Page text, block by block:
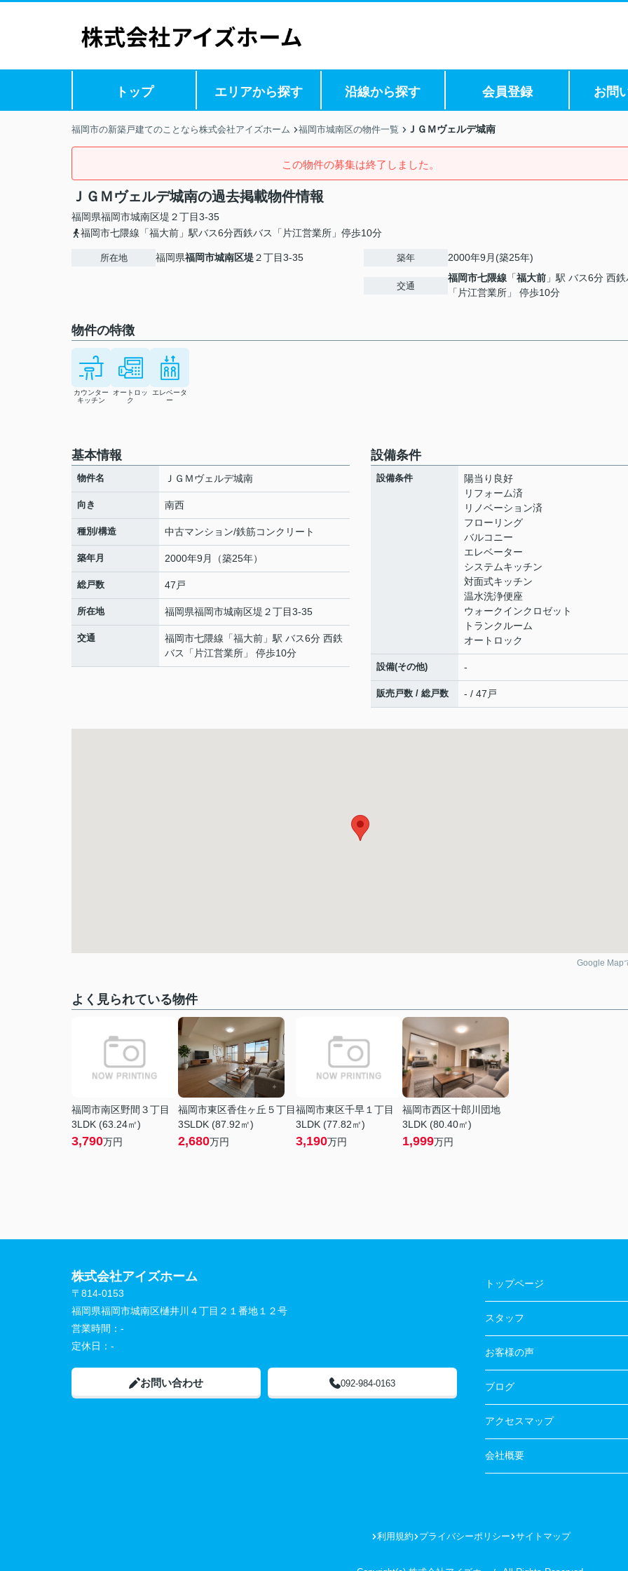
トップ エリアから探す 沿線から探す 会員登録 お問
福岡市の新築戸建てのことなら株式会社アイズホーム 福岡市城南区の物件一覧 ＪＧＭヴェルデ城南
この物件の募集は終了しました。
ＪＧＭヴェルデ城南の過去掲載物件情報
福岡県福岡市城南区堤 ２丁目3-35
福岡市七隈線「福大前」駅バス6分西鉄バス「片江営業所」停歩10分
所在地 福岡県福岡市城南区堤２丁目3-35 築年 2000年9月(築25年)
交通
福岡市七隈線 「福大前 」駅 バス6分 西
「片江営業所」 停歩10分
物件の特徴
カウンター
キッチン
オートロッ
ク
エレベータ
ー
基本情報
物件名 ＪＧＭヴェルデ城南
向き 南西
種別/構造 中古マンション/鉄筋コンクリート
築年月 2000年9月（築25年）
総戸数 47戸
所在地 福岡県福岡市城南区堤 ２丁目3-35
交通 福岡市七隈線 「福大前 」駅 バス6分 西鉄
バス「片江営業所」 停歩10分
設備条件
設備条件
陽当り良好
リフォーム済
リノベーション済
フローリング
バルコニー
エレベーター
システムキッチン
対面式キッチン
温水洗浄便座
ウォークインクロゼット
トランクルーム
オートロック
設備(その他) -
販売戸数 / 総戸数 - / 47戸
Google Map
よく見られている物件
福岡市南区野間３丁目
3LDK (63.24㎡)
3,790万円
福岡市東区香住ヶ丘５丁目
3SLDK (87.92㎡)
2,680万円
福岡市東区千早１丁目
3LDK (77.82㎡)
3,190万円
福岡市西区十郎川団地
3LDK (80.40㎡)
1,999万円
株式会社アイズホーム
〒814-0153
福岡県福岡市城南区樋井川４丁目２１番地１２号
営業時間： -
定休日： -
お問い合わせ 092-984-0163
トップページ
スタッフ
お客様の声
ブログ
アクセスマップ
会社概要
利用規約 プライバシーポリシー サイトマップ